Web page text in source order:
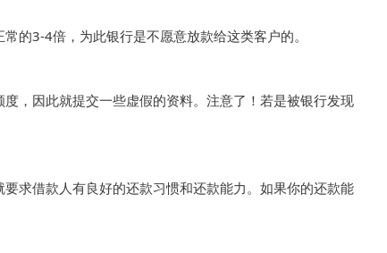
3-4倍，为此银行是不愿意放款给这类客户的。
，因此就提交一些虚假的资料。注意了！若是被银行发现
求借款人有良好的还款习惯和还款能力。如果你的还款能